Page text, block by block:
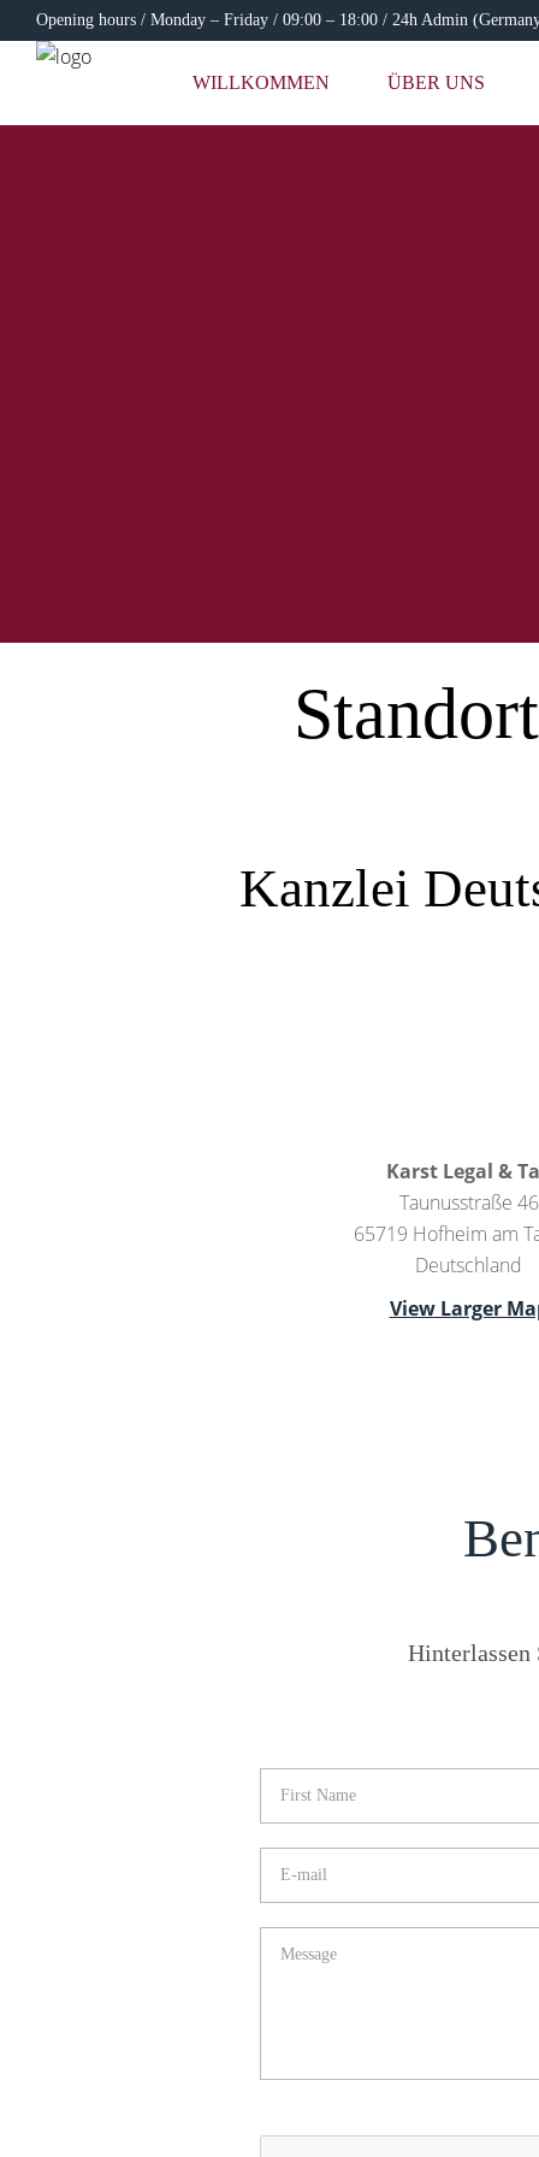
Opening hours / Monday – Friday / 09:00 – 18:00 / 24h Admin
WILLKOMMEN ÜBER UNS
Kanzlei
Karst Legal &
Taunusstraße 46
65719 Hofheim am
Deutschland
View Larger